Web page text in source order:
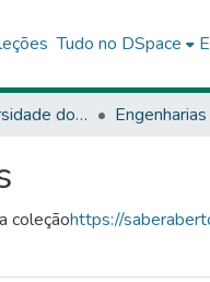
Tudo no DSpace
Editora da Universidade do Estado da Bahia - EDUNEB Engenharias
coleçãohttps://